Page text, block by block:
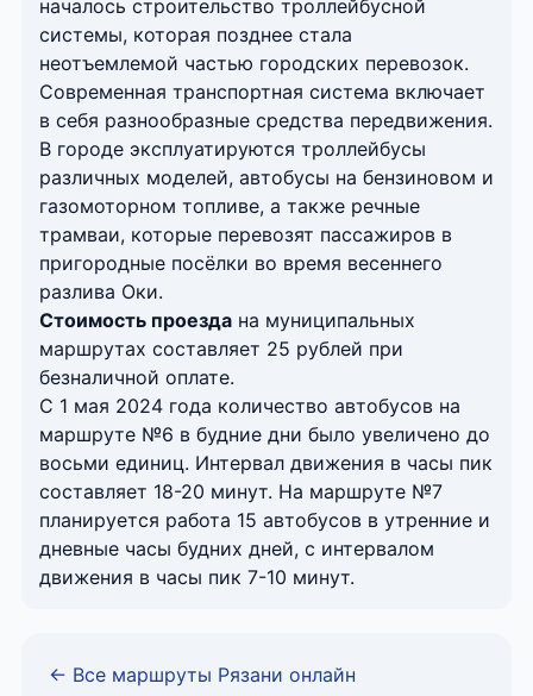
началось строительство троллейбусной
системы, которая позднее стала
неотъемлемой частью городских перевозок.
Современная транспортная система включает
в себя разнообразные средства передвижения.
В городе эксплуатируются троллейбусы
различных моделей, автобусы на бензиновом и
газомоторном топливе, а также речные
трамваи, которые перевозят пассажиров в
пригородные посёлки во время весеннего
разлива Оки.
Стоимость проезда на муниципальных
маршрутах составляет 25 рублей при
безналичной оплате.
С 1 мая 2024 года количество автобусов на
маршруте №6 в будние дни было увеличено до
восьми единиц. Интервал движения в часы пик
составляет 18-20 минут. На маршруте №7
планируется работа 15 автобусов в утренние и
дневные часы будних дней, с интервалом
движения в часы пик 7-10 минут.
← Все маршруты Рязани онлайн